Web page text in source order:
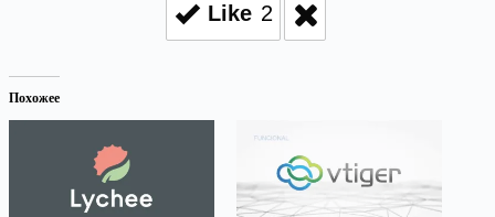
Like 2
Похожее